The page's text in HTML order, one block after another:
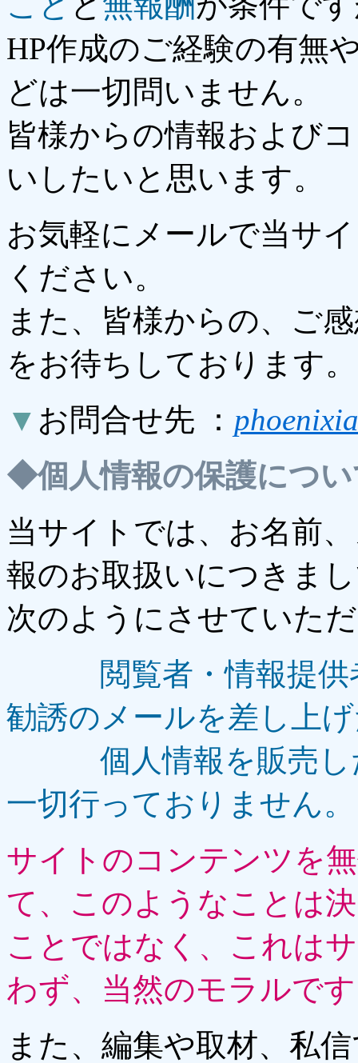
HP作成のご経験の有無
どは一切問いません。
皆様からの情報および
いしたいと思います。
お気軽にメールで当サ
ください。
また、皆様からの、ご
をお待ちしております。
▼ お問合せ先 ：
◆個人情報の保護につ
当サイトでは、お名前
報のお取扱いにつきま
次のようにさせていた
閲覧者・情報提
勧誘のメールを差し上
個人情報を販売した
一切行っておりません。
サイトのコンテンツを
て、このようなことは
こと ではなく、これは
わず、当然のモラルで
また、編集や取材、私